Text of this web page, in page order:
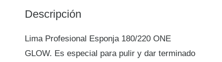
Descripción
Lima Profesional Esponja 180/220 ONE
GLOW. Es especial para pulir y dar terminado